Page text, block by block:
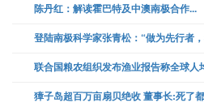
陈丹红：解读霍巴特及中澳南极合作...
登陆南极科学家张青松：“做为先行者
獐子岛超百万亩扇贝绝收 董事长:死了